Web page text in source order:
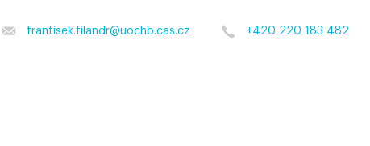
frantisek.filandr@uochb.cas.cz +420 220 183 482